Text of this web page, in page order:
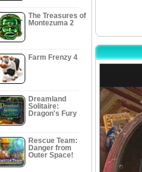
The Treasures of
Montezuma 2
Farm Frenzy 4
Dreamland
Solitaire:
Dragon's Fury
Rescue Team:
Danger from
Outer Space!